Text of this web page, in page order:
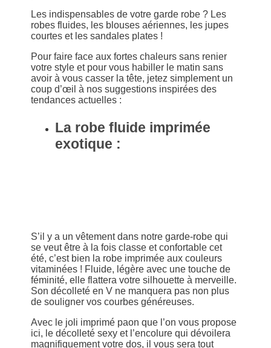
Les indispensables de votre garde robe ? Les
robes fluides, les blouses aériennes, les jupes
courtes et les sandales plates !
Pour faire face aux fortes chaleurs sans renier
votre style et pour vous habiller le matin sans
avoir à vous casser la tête, jetez simplement un
coup d’œil à nos suggestions inspirées des
tendances actuelles :
La robe fluide imprimée
exotique :
S’il y a un vêtement dans notre garde-robe qui
se veut être à la fois classe et confortable cet
été, c’est bien la robe imprimée aux couleurs
vitaminées ! Fluide, légère avec une touche de
féminité, elle flattera votre silhouette à merveille.
Son décolleté en V ne manquera pas non plus
de souligner vos courbes généreuses.
Avec le joli imprimé paon que l’on vous propose
ici, le décolleté sexy et l’encolure qui dévoilera
magnifiquement votre dos, il vous sera tout